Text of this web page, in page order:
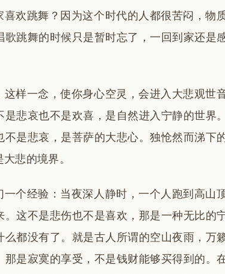
喜欢跳舞？因为这个时代的人都很苦闷，物
歌跳舞的时候只是暂时忘了，一回到家还是
这样一念，使你身心空灵，会进入大悲观世
是悲哀也不是欢喜，是自然进入宁静的世界
不是悲哀，是菩萨的大悲心。独怆然而涕下
悲的境界。
一个经验：当夜深人静时，一个人跑到高山
。这不是悲伤也不是喜欢，那是一种无比的
么都没有了。就是古人所谓的空山夜雨，万
那是寂寞的享受，不是钱财能够买得到的。